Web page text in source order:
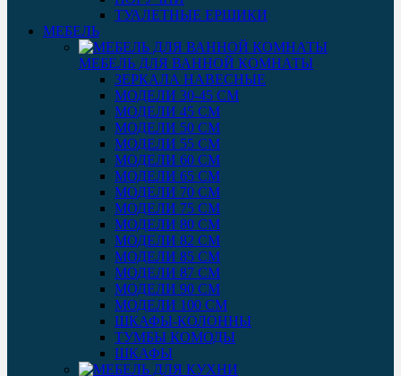
ТУАЛЕТНЫЕ ЕРШИКИ
МЕБЕЛЬ
МЕБЕЛЬ ДЛЯ ВАННОЙ КОМНАТЫ
ЗЕРКАЛА НАВЕСНЫЕ
МОДЕЛИ 30-45 СМ
МОДЕЛИ 45 СМ
МОДЕЛИ 50 СМ
МОДЕЛИ 55 СМ
МОДЕЛИ 60 СМ
МОДЕЛИ 65 СМ
МОДЕЛИ 70 СМ
МОДЕЛИ 75 СМ
МОДЕЛИ 80 СМ
МОДЕЛИ 82 СМ
МОДЕЛИ 85 СМ
МОДЕЛИ 87 СМ
МОДЕЛИ 90 СМ
МОДЕЛИ 100 СМ
ШКАФЫ-КОЛОННЫ
ТУМБЫ КОМОДЫ
ШКАФЫ